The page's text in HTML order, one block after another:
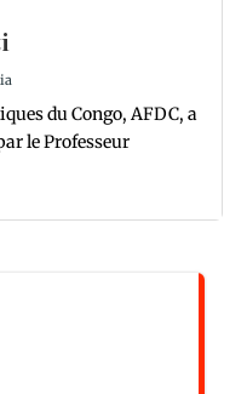
du Congo, AFDC, a
le Professeur